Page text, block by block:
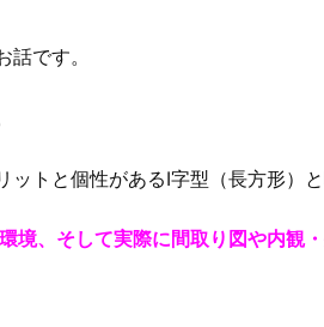
です。
トと個性があるI字型（長方形）
境、そして実際に間取り図や内観